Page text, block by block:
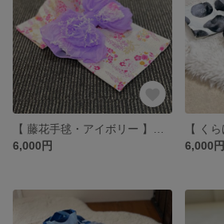
6,000円
6,000円